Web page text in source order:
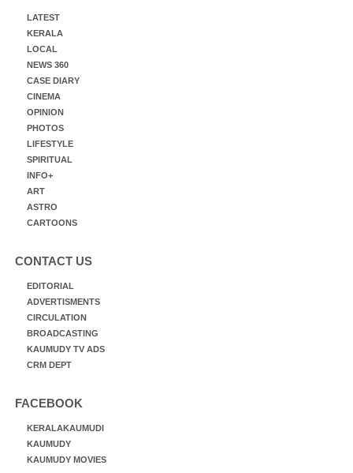
LATEST
KERALA
LOCAL
NEWS 360
CASE DIARY
CINEMA
OPINION
PHOTOS
LIFESTYLE
SPIRITUAL
INFO+
ART
ASTRO
CARTOONS
CONTACT US
EDITORIAL
ADVERTISMENTS
CIRCULATION
BROADCASTING
KAUMUDY TV ADS
CRM DEPT
FACEBOOK
KERALAKAUMUDI
KAUMUDY
KAUMUDY MOVIES